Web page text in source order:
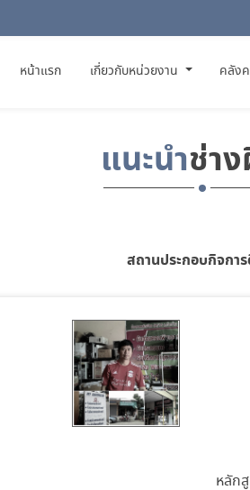
หน้าแรก(CURRENT)
เกี่ยวกับหน่วยงาน คลัง
แนะนำช่า
สถานประกอบกิจกา
หลัก